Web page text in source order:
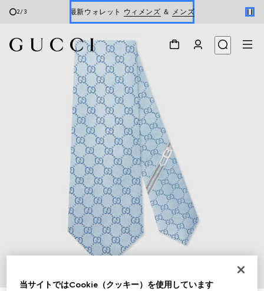
2/3 最新ウォレット ウィメンズ ＆ メンズ
オンライン限定 〔GGマーモント〕
/4
当サイトではCookie（クッキー）を使用しています